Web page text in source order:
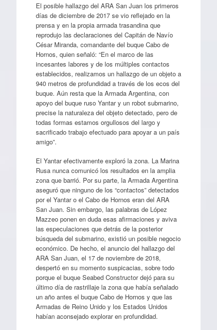
El posible hallazgo del ARA San Juan los primeros
días de diciembre de 2017 se vio reflejado en la
prensa y en la propia armada trasandina que
reprodujo las declaraciones del Capitán de Navío
César Miranda, comandante del buque Cabo de
Hornos, quien señaló: “En el marco de las
incesantes labores y de los múltiples contactos
establecidos, realizamos un hallazgo de un objeto a
940 metros de profundidad a través de los ecos del
buque. Aún resta que la Armada Argentina, con
apoyo del buque ruso Yantar y un robot submarino,
precise la naturaleza del objeto detectado, pero de
todas formas estamos orgullosos del largo y
sacrificado trabajo efectuado para apoyar a un país
amigo”.
El Yantar efectivamente exploró la zona. La Marina
Rusa nunca comunicó los resultados en la amplia
zona que barrió. Por su parte, la Armada Argentina
aseguró que ninguno de los “contactos” detectados
por el Yantar o el Cabo de Hornos eran del ARA
San Juan. Sin embargo, las palabras de López
Mazzeo ponen en duda esas afirmaciones y aviva
las especulaciones que detrás de la posterior
búsqueda del submarino, existió un posible negocio
económico. De hecho, el anuncio del hallazgo del
ARA San Juan, el 17 de noviembre de 2018,
despertó en su momento suspicacias, sobre todo
porque el buque Seabed Constructor dejó para su
último día de rastrillaje la zona que había señalado
un año antes el buque Cabo de Hornos y que las
Armadas de Reino Unido y los Estados Unidos
habían aconsejado explorar en profundidad.